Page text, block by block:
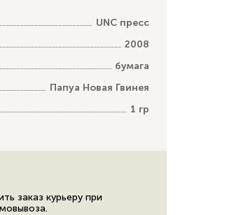
UNC пресс
2008
бумага
Папуа Новая Гвинея
1 гр
заказ курьеру при